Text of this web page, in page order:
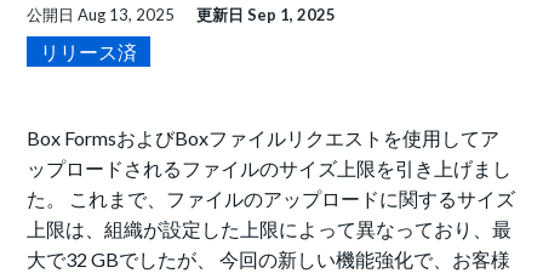
公開日Aug 13, 2025 更新日Sep 1, 2025
リリース済
Box FormsおよびBoxファイルリクエストを使用してア
ップロードされるファイルのサイズ上限を引き上げまし
た。 これまで、ファイルのアップロードに関するサイズ
上限は、組織が設定した上限によって異なっており、最
大で32 GBでしたが、 今回の新しい機能強化で、お客様